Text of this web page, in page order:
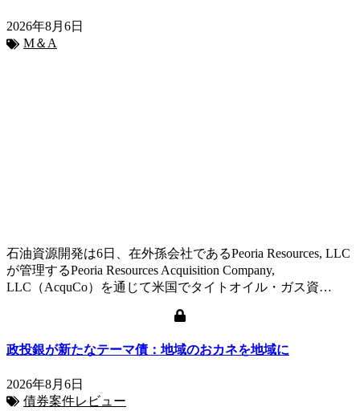
2026年8月6日
M＆A
石油資源開発は6日、在外孫会社であるPeoria Resources, LLC
が管理するPeoria Resources Acquisition Company,
LLC（AcquCo）を通じて米国でタイトオイル・ガス資…
政投銀が新たなテーマ債：地域のおカネを地域に
2026年8月6日
債券案件レビュー